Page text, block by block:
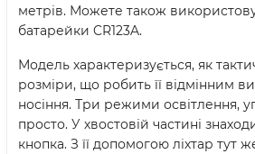
метрів. Можете також
батарейки CR123A.
Модель характеризується, як
розміри, що робить її відмінним
носіння. Три режими освітлення,
просто. У хвостовій частині
кнопка. З її допомогою ліхтар тут